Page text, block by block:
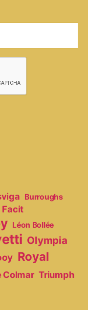
Burroughs
Facit
Léon Bollée
Olympia
Royal
Colmar Triumph